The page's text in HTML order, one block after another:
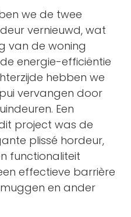
we de twee
vernieuwd, wat
van de woning
energie-efficiëntie
hebben we
vervangen door
Een
project was de
plissé hordeur,
functionaliteit
effectieve barrière
en ander